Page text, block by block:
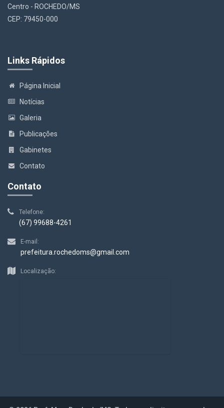
Centro - ROCHEDO/MS
CEP: 79450-000
Links Rápidos
Página Inicial
Notícias
Galeria
Publicações
Gabinetes
Contato
Contato
Telefone:
(67) 99688-4261
E-mail:
prefeitura.rochedoms@gmail.com
Localização: